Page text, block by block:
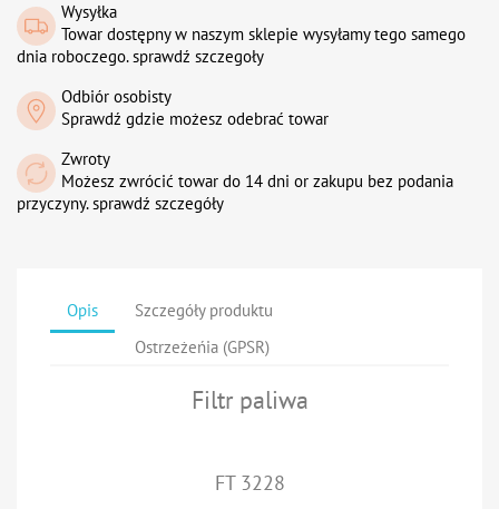
Wysyłka
Towar dostępny w naszym sklepie wysyłamy tego samego
dnia roboczego. sprawdź szczegoły
Odbiór osobisty
Sprawdź gdzie możesz odebrać towar
Zwroty
Możesz zwrócić towar do 14 dni or zakupu bez podania
przyczyny. sprawdź szczegóły
Opis
Szczegóły produktu
Ostrzeżeńia (GPSR)
Filtr paliwa
FT 3228